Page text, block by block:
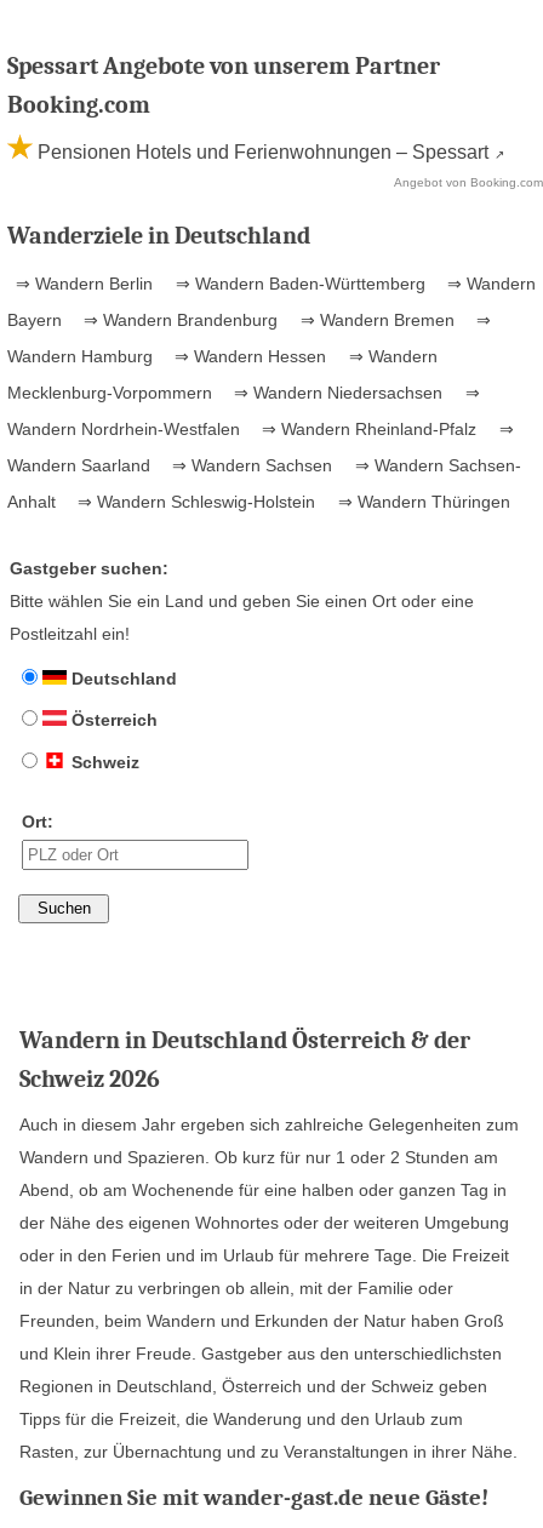
Spessart Angebote von unserem Partner
Booking.com
Pensionen Hotels und Ferienwohnungen – Spessart
Angebot von Booking.com
Wanderziele in Deutschland
⇒ Wandern Berlin ⇒ Wandern Baden-Württemberg
⇒ Wandern
Bayern
⇒ Wandern Brandenburg ⇒ Wandern Bremen
⇒
Wandern Hamburg
⇒ Wandern Hessen
⇒ Wandern
Mecklenburg-Vorpommern
⇒ Wandern Niedersachsen
⇒
Wandern Nordrhein-Westfalen
⇒ Wandern Rheinland-Pfalz
⇒
Wandern Saarland
⇒ Wandern Sachsen
⇒ Wandern Sachsen-
Anhalt
⇒ Wandern Schleswig-Holstein ⇒ Wandern Thüringen
Gastgeber suchen:
Bitte wählen Sie ein Land und geben Sie einen Ort oder eine
Postleitzahl ein!
Deutschland
Österreich
Schweiz
Ort:
Wandern in Deutschland Österreich & der
Schweiz 2026
Auch in diesem Jahr ergeben sich zahlreiche Gelegenheiten zum
Wandern und Spazieren. Ob kurz für nur 1 oder 2 Stunden am
Abend, ob am Wochenende für eine halben oder ganzen Tag in
der Nähe des eigenen Wohnortes oder der weiteren Umgebung
oder in den Ferien und im Urlaub für mehrere Tage. Die Freizeit
in der Natur zu verbringen ob allein, mit der Familie oder
Freunden, beim Wandern und Erkunden der Natur haben Groß
und Klein ihrer Freude. Gastgeber aus den unterschiedlichsten
Regionen in Deutschland, Österreich und der Schweiz geben
Tipps für die Freizeit, die Wanderung und den Urlaub zum
Rasten, zur Übernachtung und zu Veranstaltungen in ihrer Nähe.
Gewinnen Sie mit wander-gast.de neue Gäste!